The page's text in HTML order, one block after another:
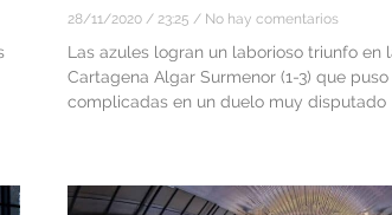
28/11/2020 23:25 No hay comentarios
Las azules logran un laborioso triunfo en
Cartagena Algar Surmenor (1-3) que
complicadas en un duelo muy disputado